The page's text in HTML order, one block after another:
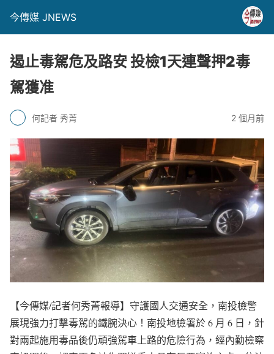
今傳媒 JNEWS
遏止毒駕危及路安 投檢1天連聲押2毒
駕獲准
何記者 秀菁 2 個月前
【今傳媒/記者何秀菁報導】守護國人交通安全，南投檢警
展現強力打擊毒駕的鐵腕決心！南投地檢署於 6 月 6 日，針
對兩起施用毒品後仍頑強駕車上路的危險行為，經內勤檢察